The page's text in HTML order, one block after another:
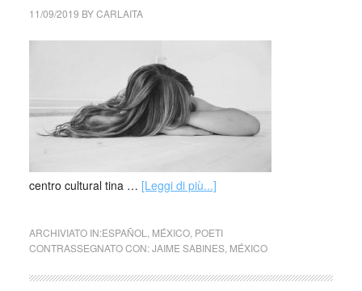
11/09/2019 BYCARLAITA
centro cultural tina … [Leggi di più...]
ARCHIVIATO IN:ESPAÑOL MÉXICO, POETI
CONTRASSEGNATO CON:JAIME SABINES, MÉXICO